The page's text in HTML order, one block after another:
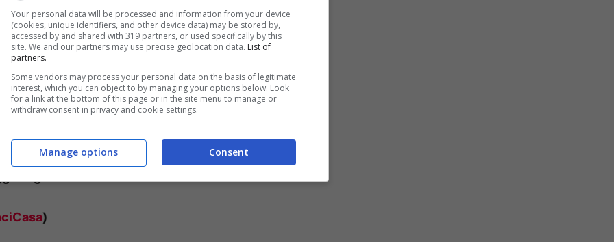
, oltre a poter scegliere di acquistare una o
200.000€ subito disponibili.
casa la sceglierai tu, ovunque vuoi, in tutta
per cercarla. Ogni giorno potrebbe essere
desideri.
9 agosto
)
Your personal data will be processed and information from your device
(cookies, unique identifiers, and other device data) may be stored by,
accessed by and shared with 319 partners, or used specifically by this
site. We and our partners may use precise geolocation data. List of
partners.
Some vendors may process your personal data on the basis of legitimate
interest, which you can object to by managing your options below. Look
for a link at the bottom of this page or in the site menu to manage or
withdraw consent in privacy and cookie settings.
Consent
Manage options